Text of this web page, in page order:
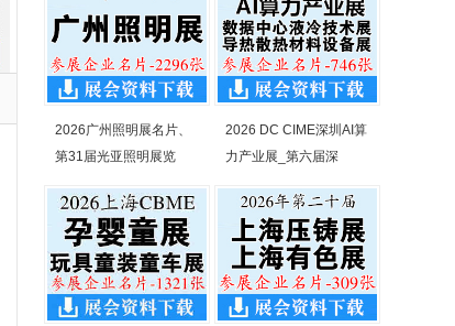
2026广州照明展名片、
第31届光亚照明展览
2026 DC CIME深圳AI算
力产业展_第六届深